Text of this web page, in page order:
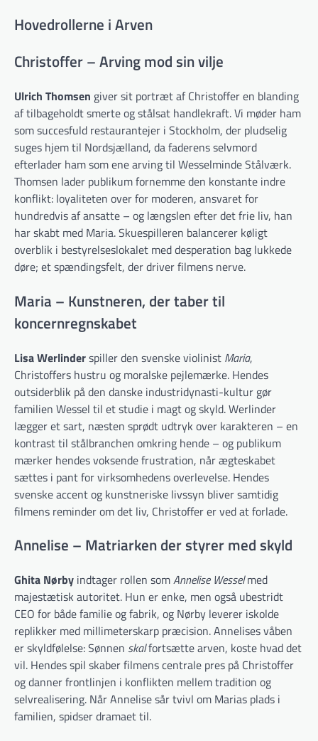
Hovedrollerne i Arven
Christoffer – Arving mod sin vilje
Ulrich Thomsen giver sit portræt af Christoffer en blanding
af tilbageholdt smerte og stålsat handlekraft. Vi møder ham
som succesfuld restaurantejer i Stockholm, der pludselig
suges hjem til Nordsjælland, da faderens selvmord
efterlader ham som ene arving til Wesselminde Stålværk.
Thomsen lader publikum fornemme den konstante indre
konflikt: loyaliteten over for moderen, ansvaret for
hundredvis af ansatte – og længslen efter det frie liv, han
har skabt med Maria. Skuespilleren balancerer køligt
overblik i bestyrelseslokalet med desperation bag lukkede
døre; et spændingsfelt, der driver filmens nerve.
Maria – Kunstneren, der taber til
koncernregnskabet
Lisa Werlinderspiller den svenske violinist Maria,
Christoffers hustru og moralske pejlemærke. Hendes
outsiderblik på den danske industridynasti-kultur gør
familien Wessel til et studie i magt og skyld. Werlinder
lægger et sart, næsten sprødt udtryk over karakteren – en
kontrast til stålbranchen omkring hende – og publikum
mærker hendes voksende frustration, når ægteskabet
sættes i pant for virksomhedens overlevelse. Hendes
svenske accent og kunstneriske livssyn bliver samtidig
filmens reminder om det liv, Christoffer er ved at forlade.
Annelise – Matriarken der styrer med skyld
Ghita Nørby indtager rollen somAnnelise Wesselmed
majestætisk autoritet. Hun er enke, men også ubestridt
CEO for både familie og fabrik, og Nørby leverer iskolde
replikker med millimeterskarp præcision. Annelises våben
er skyldfølelse: Sønnen skalfortsætte arven, koste hvad det
vil. Hendes spil skaber filmens centrale pres på Christoffer
og danner frontlinjen i konflikten mellem tradition og
selvrealisering. Når Annelise sår tvivl om Marias plads i
familien, spidser dramaet til.